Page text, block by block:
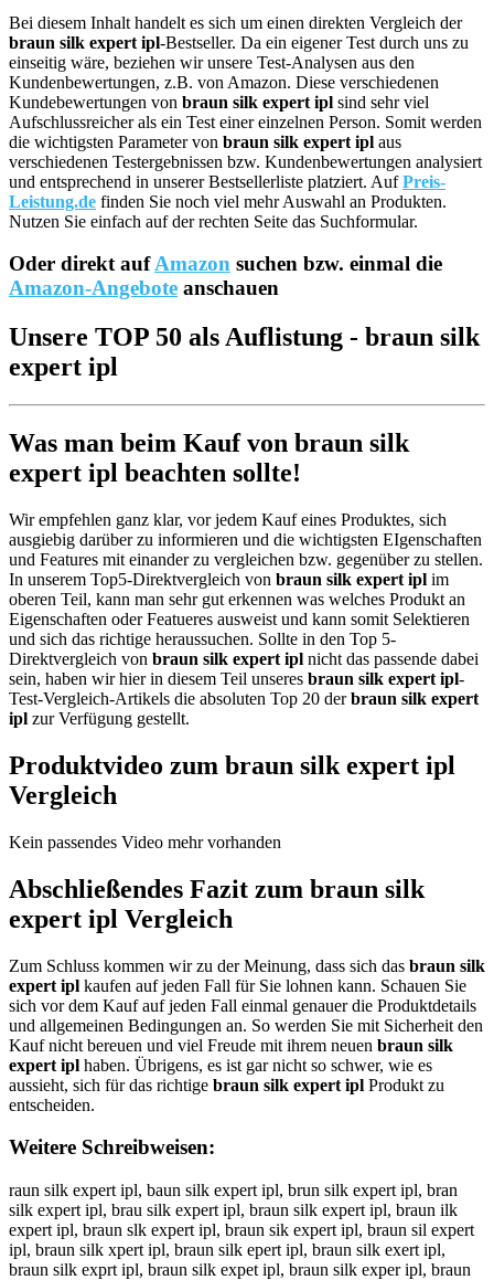
Bei diesem Inhalt handelt es sich um einen direkten Vergleich der
braun silk expert ipl-Bestseller. Da ein eigener Test durch uns zu
einseitig wäre, beziehen wir unsere Test-Analysen aus den
Kundenbewertungen, z.B. von Amazon. Diese verschiedenen
Kundebewertungen von braun silk expert ipl sind sehr viel
Aufschlussreicher als ein Test einer einzelnen Person. Somit werden
die wichtigsten Parameter von braun silk expert ipl aus
verschiedenen Testergebnissen bzw. Kundenbewertungen analysiert
und entsprechend in unserer Bestsellerliste platziert. AufPreis-
Leistung.de finden Sie noch viel mehr Auswahl an Produkten.
Nutzen Sie einfach auf der rechten Seite das Suchformular.
Oder direkt aufAmazon suchen bzw. einmal die
Amazon-Angebote anschauen
Unsere TOP 50 als Auflistung - braun silk
expert ipl
Was man beim Kauf von braun silk
expert ipl beachten sollte!
Wir empfehlen ganz klar, vor jedem Kauf eines Produktes, sich
ausgiebig darüber zu informieren und die wichtigsten EIgenschaften
und Features mit einander zu vergleichen bzw. gegenüber zu stellen.
In unserem Top5-Direktvergleich von braun silk expert ipl im
oberen Teil, kann man sehr gut erkennen was welches Produkt an
Eigenschaften oder Featueres ausweist und kann somit Selektieren
und sich das richtige heraussuchen. Sollte in den Top 5-
Direktvergleich von braun silk expert ipl nicht das passende dabei
sein, haben wir hier in diesem Teil unseres braun silk expert ipl-
Test-Vergleich-Artikels die absoluten Top 20 derbraun silk expert
ipl zur Verfügung gestellt.
Produktvideo zum braun silk expert ipl
Vergleich
Kein passendes Video mehr vorhanden
Abschließendes Fazit zum braun silk
expert ipl Vergleich
Zum Schluss kommen wir zu der Meinung, dass sich das braun silk
expert ipl kaufen auf jeden Fall für Sie lohnen kann. Schauen Sie
sich vor dem Kauf auf jeden Fall einmal genauer die Produktdetails
und allgemeinen Bedingungen an. So werden Sie mit Sicherheit den
Kauf nicht bereuen und viel Freude mit ihrem neuen braun silk
expert ipl haben. Übrigens, es ist gar nicht so schwer, wie es
aussieht, sich für das richtige braun silk expert ipl Produkt zu
entscheiden.
Weitere Schreibweisen:
raun silk expert ipl, baun silk expert ipl, brun silk expert ipl, bran
silk expert ipl, brau silk expert ipl, braun silk expert ipl, braun ilk
expert ipl, braun slk expert ipl, braun sik expert ipl, braun sil expert
ipl, braun silk xpert ipl, braun silk epert ipl, braun silk exert ipl,
braun silk exprt ipl, braun silk expet ipl, braun silk exper ipl, braun